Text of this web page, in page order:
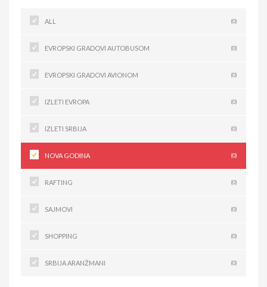
ALL (0)
EVROPSKI GRADOVI AUTOBUSOM (0)
EVROPSKI GRADOVI AVIONOM (0)
IZLETI EVROPA (0)
IZLETI SRBIJA (0)
NOVA GODINA (0)
RAFTING (0)
SAJMOVI (0)
SHOPPING (0)
SRBIJA ARANŽMANI (0)